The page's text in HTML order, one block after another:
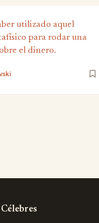
utilizado aquel
para rodar una
el dinero.